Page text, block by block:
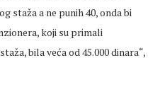
staža a ne punih 40, onda bi
koji su primali
bila veća od 45.000 dinara“,